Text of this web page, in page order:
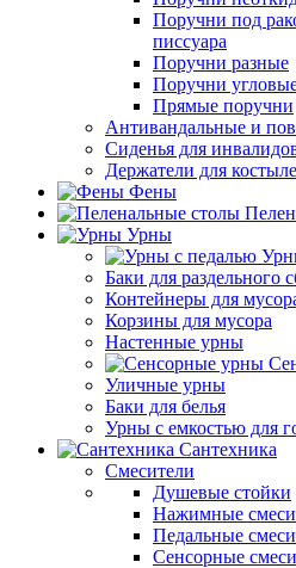
Поручни под
писсуара
Поручни разные
Поручни
Прямые поручни
Антивандальные и
Сиденья для
Держатели для
Фены
Урны
Баки для раздельного
Контейнеры для
Корзины для мусора
Настенные урны
Уличные урны
Баки для белья
Урны с емкостью для
Сантехника
Смесители
Душевые стойки
Нажимные
Педальные
Сенсорные